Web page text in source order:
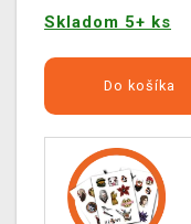
Skladom 5+ ks
Do košíka